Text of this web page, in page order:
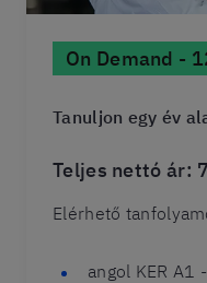
On Demand -
Tanuljon egy év
Teljes nettó ár:
Elérhető
angol KER A1